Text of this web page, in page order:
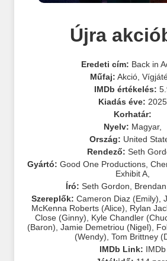
Újra
Eredeti cím: Back in
Műfaj: Akció ,
IMDb értékelés:
Kiadás éve: 2025
Korhatár:
Nyelv: Magyar,
Ország: United
Rendező: Seth
Gyártó: Good One Productions ,
Exhibit A,
Író: Seth Gordon
Szereplők: Cameron Diaz (Emily)
McKenna Roberts (Alice)
Rylan
Close (Ginny)
Kyle Chandler
(Baron) Jamie Demetriou (Nigel)
(Wendy) ,Tom Brittney
IMDb Link: IMDb